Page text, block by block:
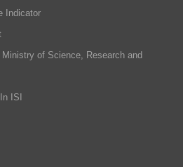
Indicator
of Science, Research and
ISI